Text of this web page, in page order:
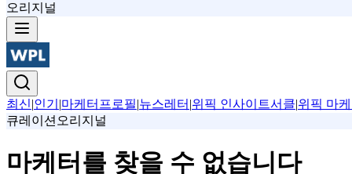
오리지널
최신|인기 |마케터프로필|뉴스레터 |위픽 인사이트서클|위픽 마케
큐레이션 오리지널
마케터를 찾을 수 없습니다